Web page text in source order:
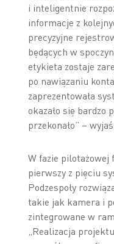
i inteligentnie
informacje z
precyzyjne
będących w
etykieta zostaje
po nawiązaniu
zaprezentowała
okazało się bardzo
przekonało” –
W fazie pilotażowej
pierwszy z pięciu
Podzespoły
takie jak kamera i
zintegrowane w
„Realizacja